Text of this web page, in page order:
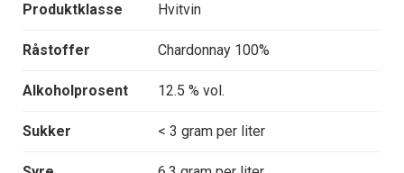
Produktklasse Hvitvin
Råstoffer Chardonnay 100%
Alkoholprosent 12.5 % vol.
Sukker < 3 gram per liter